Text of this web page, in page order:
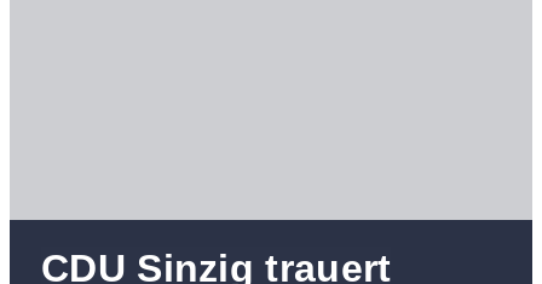
CDU Sinzig trauert